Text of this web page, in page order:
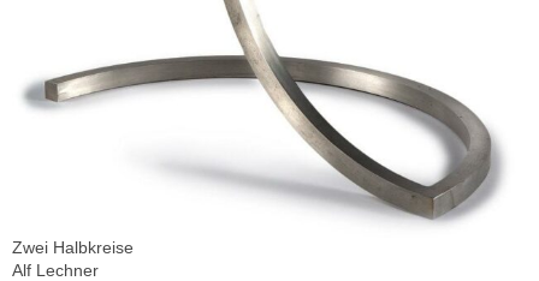
Zwei Halbkreise
Alf Lechner